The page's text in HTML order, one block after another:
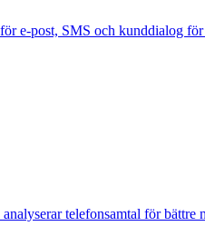
e-post, SMS och kunddialog
telefonsamtal för